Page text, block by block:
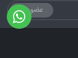
عضویت